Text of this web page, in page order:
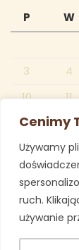
Cenimy
Używamy
ruch.
używanie
styczeń 2022
P W
3
4
10
11
17
18
24
25